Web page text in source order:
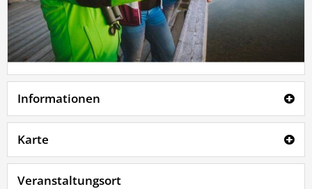
Informationen
Karte
Veranstaltungsort